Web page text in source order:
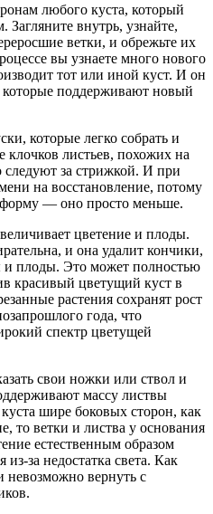
любого куста, который
внутрь, узнайте,
ветки, и обрежьте их
вы узнаете много нового
тот или иной куст. И он
которые поддерживают новый
которые легко собрать и
клочков листьев, похожих на
следуют за стрижкой. И при
на восстановление, потому
форму — оно просто меньше.
цветение и плоды.
и она удалит кончики,
и плоды. Это может полностью
красивый цветущий куст в
растения сохранят рост
года, что
спектр цветущей
свои ножки или ствол и
массу листвы
шире боковых сторон, как
то ветки и листва у основания
естественным образом
за недостатка света. Как
невозможно вернуть с